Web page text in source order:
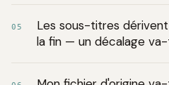
05
Les sous-titres
la fin — un décalage